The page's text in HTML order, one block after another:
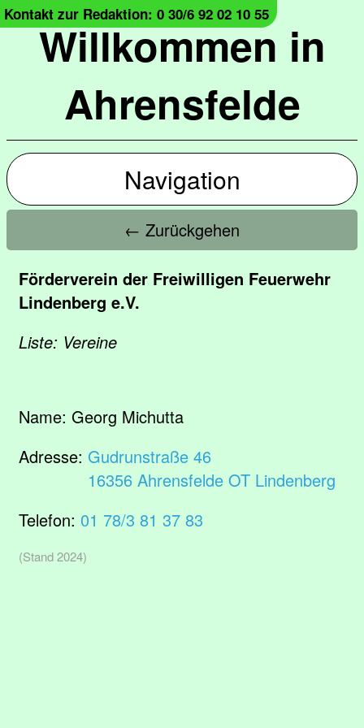
Willkommen in
Ahrensfelde
Kontakt zur Redaktion: 0 30/6 92 02 10 55
Navigation
← Zurückgehen
Förderverein der Freiwilligen Feuerwehr
Lindenberg e.V.
Liste: Vereine
Name: Georg Michutta
Adresse: Gudrunstraße 46
16356 Ahrensfelde OT Lindenberg
Telefon: 01 78/3 81 37 83
(Stand 2024)